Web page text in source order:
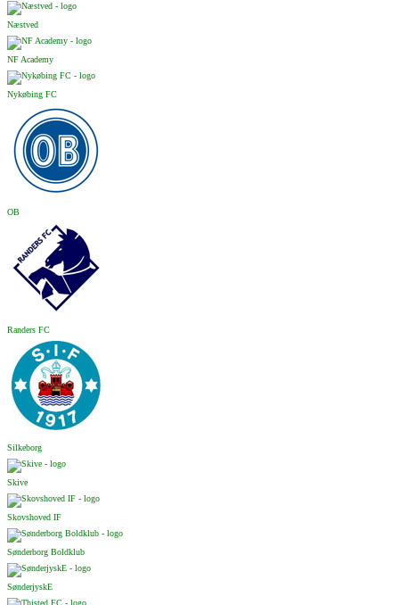
Næstved
NF Academy
Nykøbing FC
OB
Randers FC
Silkeborg
Skive
Skovshoved IF
Sønderborg Boldklub
SønderjyskE